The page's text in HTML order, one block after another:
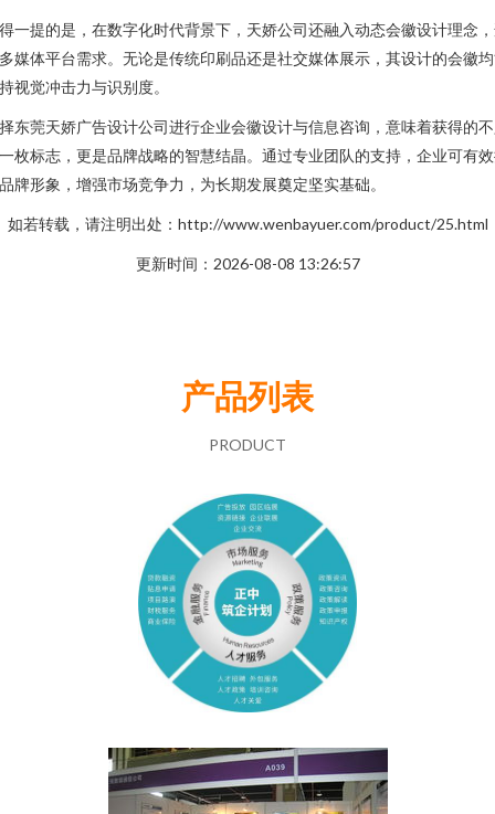
一提的是，在数字化时代背景下，天娇公司还融入动态会徽设计理念
媒体平台需求。无论是传统印刷品还是社交媒体展示，其设计的会徽
视觉冲击力与识别度。
东莞天娇广告设计公司进行企业会徽设计与信息咨询，意味着获得的
枚标志，更是品牌战略的智慧结晶。通过专业团队的支持，企业可有
牌形象，增强市场竞争力，为长期发展奠定坚实基础。
如若转载，请注明出处：http://www.wenbayuer.com/product/25.html
更新时间：2026-08-08 13:26:57
产品列表
PRODUCT